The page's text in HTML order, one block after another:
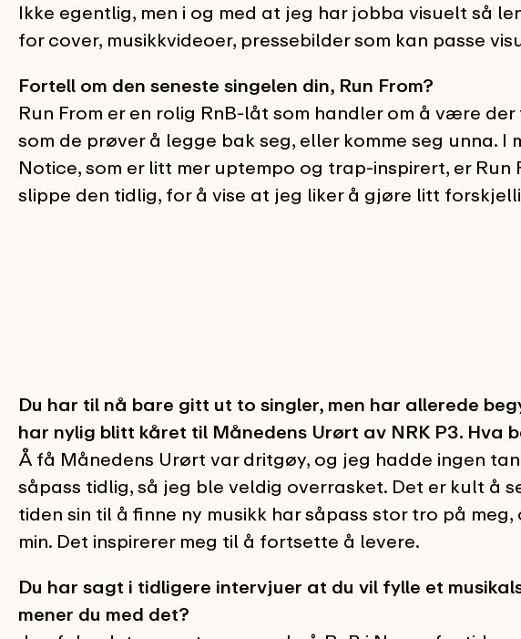
Ikke egentlig, men i og med at jeg har jobba visuelt så
for cover, musikkvideoer, pressebilder som kan passe
Fortell om den seneste singelen din, Run From?
Run From er en rolig RnB-låt som handler om å være
som de prøver å legge bak seg, eller komme seg unna. I
Notice, som er litt mer uptempo og trap-inspirert, er Run
slippe den tidlig, for å vise at jeg liker å gjøre litt
Du har til nå bare gitt ut to singler, men har allerede
har nylig blitt kåret til Månedens Urørt av NRK P3. Hva
Å få Månedens Urørt var dritgøy, og jeg hadde ingen
såpass tidlig, så jeg ble veldig overrasket. Det er kult å
tiden sin til å finne ny musikk har såpass stor tro på
min. Det inspirerer meg til å fortsette å levere.
Du har sagt i tidligere intervjuer at du vil fylle et
mener du med det?